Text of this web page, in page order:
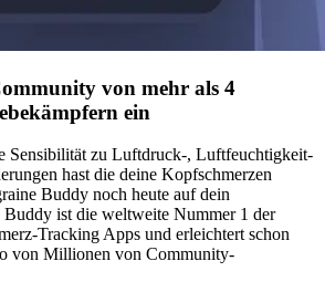
von mehr als 4
ein
Sensibilität zu Luftdruck-, Luftfeuchtigkeit-
hast die deine Kopfschmerzen
Buddy noch heute auf dein
ist die weltweite Nummer 1 der
Tracking Apps und erleichtert schon
von Millionen von Community-